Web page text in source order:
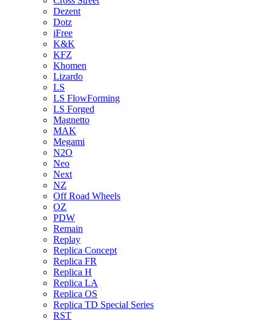
Dezent
Dotz
iFree
K&K
KFZ
Khomen
Lizardo
LS
LS FlowForming
LS Forged
Magnetto
MAK
Megami
N2O
Neo
Next
NZ
Off Road Wheels
OZ
PDW
Remain
Replay
Replica Concept
Replica FR
Replica H
Replica LA
Replica OS
Replica TD Special Series
RST